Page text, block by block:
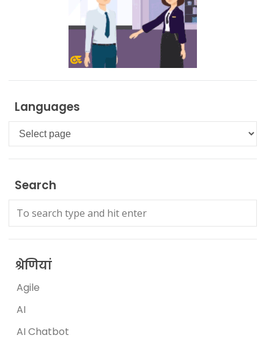
Languages
Languages
Search
श्रेणियां
Agile
AI
AI Chatbot